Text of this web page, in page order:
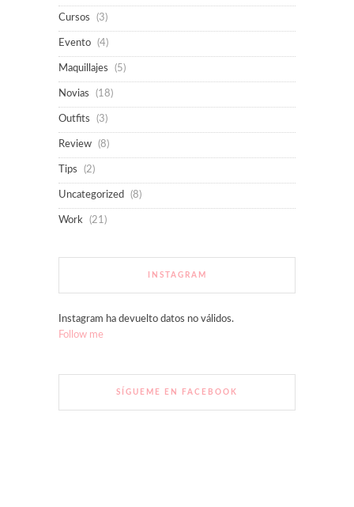
Cursos (3)
Evento (4)
Maquillajes (5)
Novias (18)
Outfits (3)
Review (8)
Tips (2)
Uncategorized (8)
Work (21)
INSTAGRAM
Instagram ha devuelto datos no válidos.
Follow me
SÍGUEME EN FACEBOOK